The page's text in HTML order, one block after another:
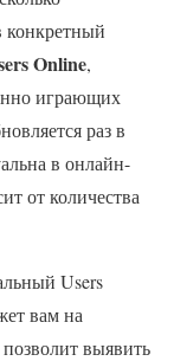
конкретный
Online,
играющих
раз в
в онлайн-
от количества
Users
вам на
выявить